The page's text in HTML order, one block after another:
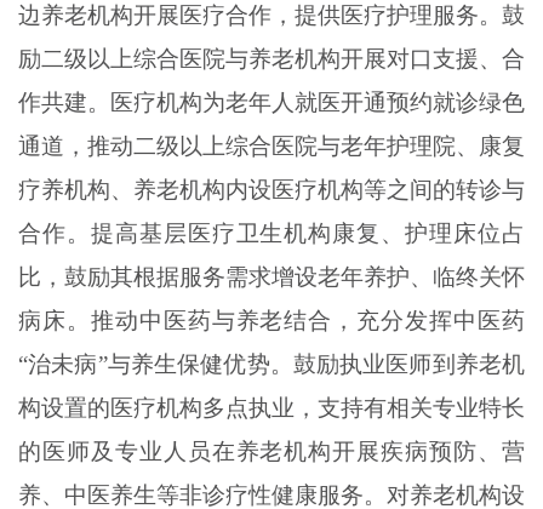
边养老机构开展医疗合作，提供医疗护理服务。鼓
励二级以上综合医院与养老机构开展对口支援、合
作共建。医疗机构为老年人就医开通预约就诊绿色
通道，推动二级以上综合医院与老年护理院、康复
疗养机构、养老机构内设医疗机构等之间的转诊与
合作。提高基层医疗卫生机构康复、护理床位占
比，鼓励其根据服务需求增设老年养护、临终关怀
病床。推动中医药与养老结合，充分发挥中医药
“治未病”与养生保健优势。鼓励执业医师到养老机
构设置的医疗机构多点执业，支持有相关专业特长
的医师及专业人员在养老机构开展疾病预防、营
养、中医养生等非诊疗性健康服务。对养老机构设